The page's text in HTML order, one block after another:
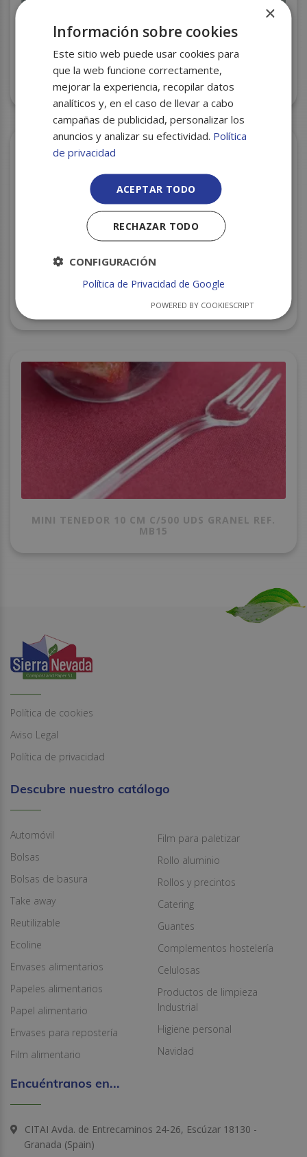
CAÑITA FLEXIB. ENFUN. COMPOST. REUTILIZ.
6X21 P.250 C/8 BLANCA
60CC 50UDS C/20
MINI TENEDOR 10 CM C/500 UDS GRANEL REF.
MB15
Política de cookies
Aviso Legal
Política de privacidad
Descubre nuestro catálogo
Automóvil
Bolsas
Bolsas de basura
Take away
Reutilizable
Ecoline
Envases alimentarios
Papeles alimentarios
Papel alimentario
Envases para repostería
Film alimentario
Film para paletizar
Rollo aluminio
Rollos y precintos
Catering
Guantes
Complementos hostelería
Celulosas
Productos de limpieza
Industrial
Higiene personal
Navidad
Encuéntranos en...
CITAI Avda. de Entrecaminos 24-26, Escúzar 18130 -
Granada (Spain)
×
Información sobre cookies
Este sitio web puede usar cookies para
que la web funcione correctamente,
mejorar la experiencia, recopilar datos
analíticos y, en el caso de llevar a cabo
campañas de publicidad, personalizar los
anuncios y analizar su efectividad. Política
de privacidad
ACEPTAR TODO
RECHAZAR TODO
CONFIGURACIÓN
Política de Privacidad de Google
POWERED BY COOKIESCRIPT